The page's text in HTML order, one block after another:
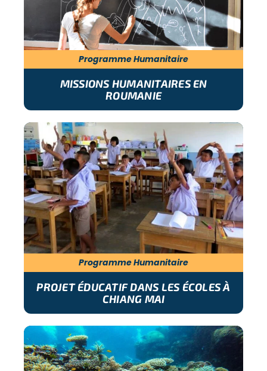
Programme Humanitaire
MISSIONS HUMANITAIRES EN
ROUMANIE
Programme Humanitaire
PROJET ÉDUCATIF DANS LES ÉCOLES À
CHIANG MAI